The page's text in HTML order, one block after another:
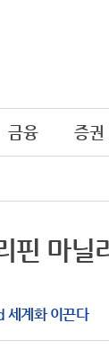
금융 증권
핀 마닐
세계화 이끈다